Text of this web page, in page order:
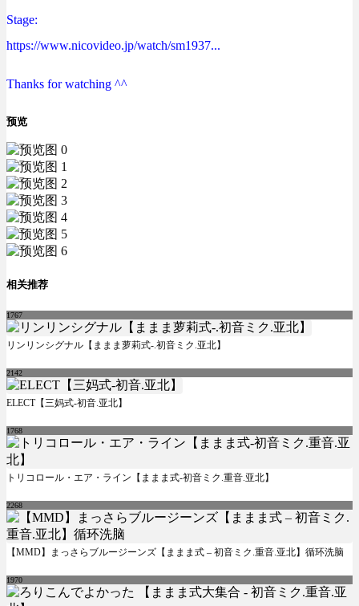
Stage:
https://www.nicovideo.jp/watch/sm1937...
Thanks for watching ^^
预览
相关推荐
1767
リンリンシグナル【ままま萝莉式-.初音ミク.亚北】
2142
ELECT【三妈式-初音.亚北】
1768
トリコロール・エア・ライン【ままま式-初音ミク.重音.亚北】
2268
【MMD】まっさらブルージーンズ【ままま式 – 初音ミク.重音.亚北】循环洗脑
1970